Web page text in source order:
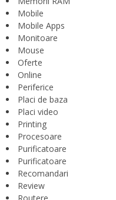
Mobile
Mobile Apps
Monitoare
Mouse
Oferte
Online
Periferice
Placi de baza
Placi video
Printing
Procesoare
Purificatoare
Purificatoare
Recomandari
Review